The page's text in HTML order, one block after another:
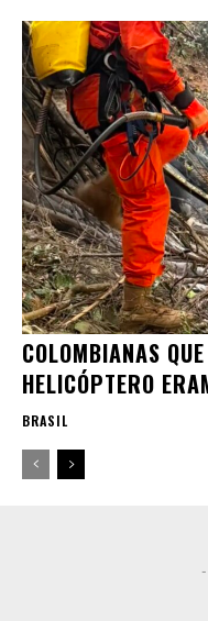
COLOMBIANAS
HELICÓPTERO
BRASIL
-